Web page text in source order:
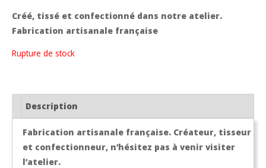
16,50 €.11,60 €.
Créé, tissé et confectionné dans notre atelier.
Fabrication artisanale française
Rupture de stock
Description
Fabrication artisanale française. Créateur, tisseur
et confectionneur, n’hésitez pas à venir visiter
l’atelier.